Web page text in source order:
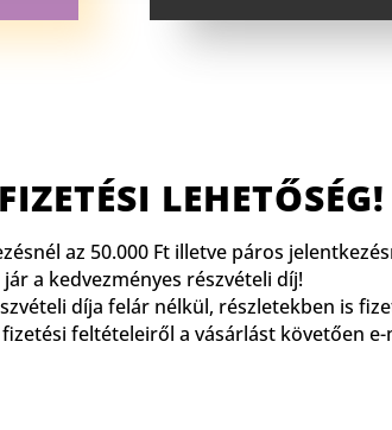
LEHETŐSÉG!
az 50.000 Ft illetve páros
a kedvezményes részvételi díj!
díja felár nélkül, részletekben is
feltételeiről a vásárlást követően